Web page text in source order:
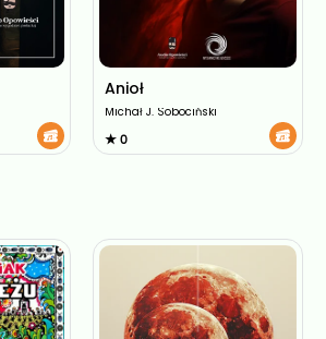
Anioł
Michał J. Sobociński
★ 0